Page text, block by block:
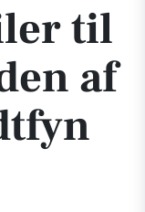
til
af